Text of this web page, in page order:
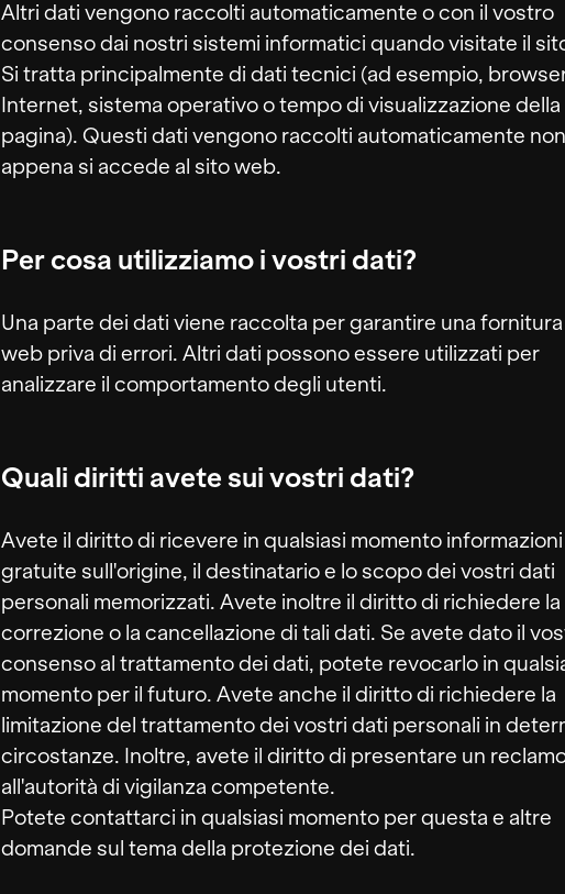
Altri dati vengono raccolti automaticamente o con il vostro
consenso dai nostri sistemi informatici quando visitate il
Si tratta principalmente di dati tecnici (ad esempio,
Internet, sistema operativo o tempo di visualizzazione della
pagina). Questi dati vengono raccolti automaticamente non
appena si accede al sito web.
Per cosa utilizziamo i vostri dati?
Una parte dei dati viene raccolta per garantire una
web priva di errori. Altri dati possono essere utilizzati per
analizzare il comportamento degli utenti.
Quali diritti avete sui vostri dati?
Avete il diritto di ricevere in qualsiasi momento informazioni
gratuite sull'origine, il destinatario e lo scopo dei vostri dati
personali memorizzati. Avete inoltre il diritto di richiedere la
correzione o la cancellazione di tali dati. Se avete dato il
consenso al trattamento dei dati, potete revocarlo in
momento per il futuro. Avete anche il diritto di richiedere la
limitazione del trattamento dei vostri dati personali in
circostanze. Inoltre, avete il diritto di presentare un
all'autorità di vigilanza competente.
Potete contattarci in qualsiasi momento per questa e altre
domande sul tema della protezione dei dati.